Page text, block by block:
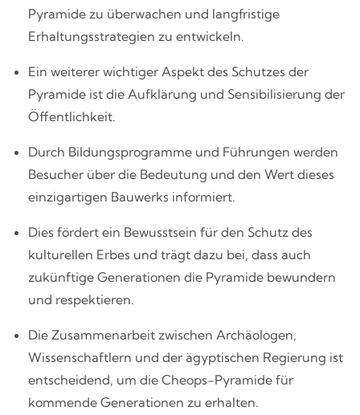
Pyramide zu überwachen und langfristige
Erhaltungsstrategien zu entwickeln.
Ein weiterer wichtiger Aspekt des Schutzes der
Pyramide ist die Aufklärung und Sensibilisierung der
Öffentlichkeit.
Durch Bildungsprogramme und Führungen werden
Besucher über die Bedeutung und den Wert dieses
einzigartigen Bauwerks informiert.
Dies fördert ein Bewusstsein für den Schutz des
kulturellen Erbes und trägt dazu bei, dass auch
zukünftige Generationen die Pyramide bewundern
und respektieren.
Die Zusammenarbeit zwischen Archäologen,
Wissenschaftlern und der ägyptischen Regierung ist
entscheidend, um die Cheops-Pyramide für
kommende Generationen zu erhalten.